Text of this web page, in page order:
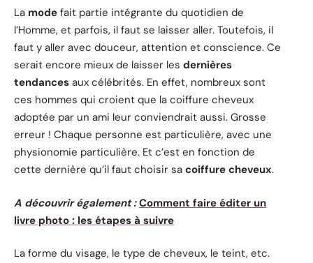
La mode fait partie intégrante du quotidien de
l’Homme, et parfois, il faut se laisser aller. Toutefois, il
faut y aller avec douceur, attention et conscience. Ce
serait encore mieux de laisser les dernières
tendances aux célébrités. En effet, nombreux sont
ces hommes qui croient que la coiffure cheveux
adoptée par un ami leur conviendrait aussi. Grosse
erreur ! Chaque personne est particulière, avec une
physionomie particulière. Et c’est en fonction de
cette dernière qu’il faut choisir sa coiffure cheveux.
A découvrir également : Comment faire éditer un
livre photo : les étapes à suivre
La forme du visage, le type de cheveux, le teint, etc.